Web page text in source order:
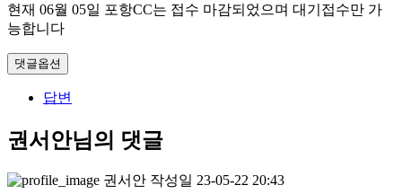
현재 06월 05일 포항CC는 접수 마감되었으며 대기접수만 가
능합니다
댓글옵션
답변
권서안님의 댓글
권서안 작성일 23-05-22 20:43